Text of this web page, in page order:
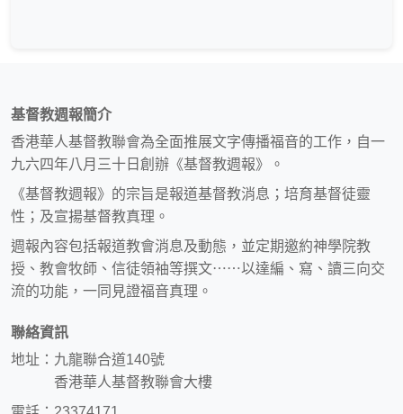
基督教週報簡介
香港華人基督教聯會為全面推展文字傳播福音的工作，自一
九六四年八月三十日創辦《基督教週報》。
《基督教週報》的宗旨是報道基督教消息；培育基督徒靈
性；及宣揚基督教真理。
週報內容包括報道教會消息及動態，並定期邀約神學院教
授、教會牧師、信徒領袖等撰文⋯⋯以達編、寫、讀三向交
流的功能，一同見證福音真理。
聯絡資訊
地址：九龍聯合道140號
香港華人基督教聯會大樓